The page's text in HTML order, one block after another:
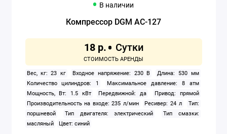
В наличии
Компрессор DGM AC-127
18 р.
Вес, кг: 23 кг Входное напряжение: 230 В
Длина: 530 мм
Количество цилиндров: 1
Максимальное давление: 8 атм
Мощность, Вт: 1.5 кВт
Передвижной: да
Привод: прямой
Производительность на входе: 235 л/мин
Ресивер: 24 л
Тип:
поршневой
Тип двигателя: электрический
Тип смазки:
масляный
Цвет: синий